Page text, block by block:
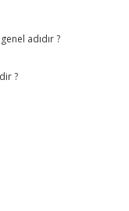
adıdır ?
?